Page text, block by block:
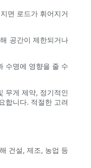
면 로드가 휘어지거
공간이 제한되거나
수명에 영향을 줄 수
무게 제약, 정기적인
합니다. 적절한 고려
건설, 제조, 농업 등